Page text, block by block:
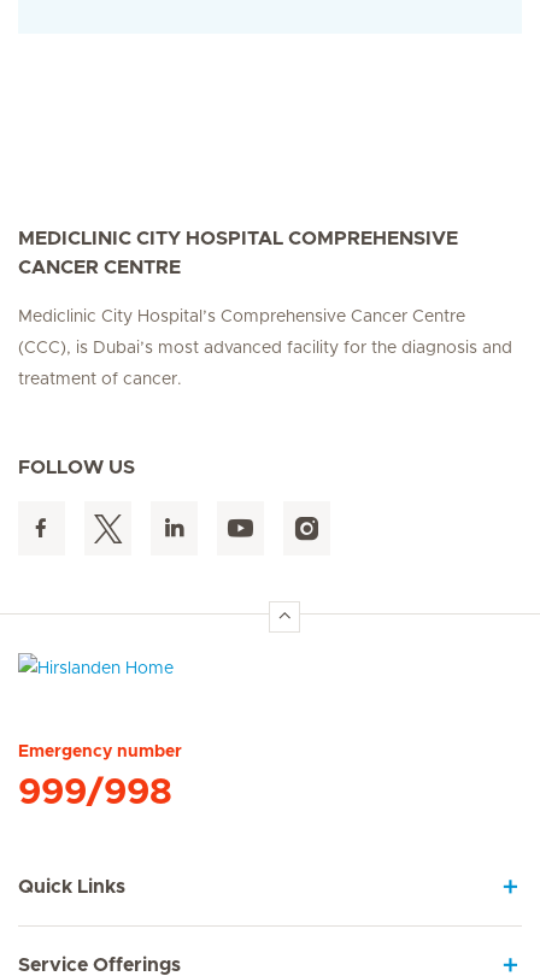
MEDICLINIC CITY HOSPITAL COMPREHENSIVE
CANCER CENTRE
Mediclinic City Hospital’s Comprehensive Cancer Centre
(CCC), is Dubai’s most advanced facility for the diagnosis and
treatment of cancer.
FOLLOW US
Emergency number
999/998
Quick Links
Service Offerings